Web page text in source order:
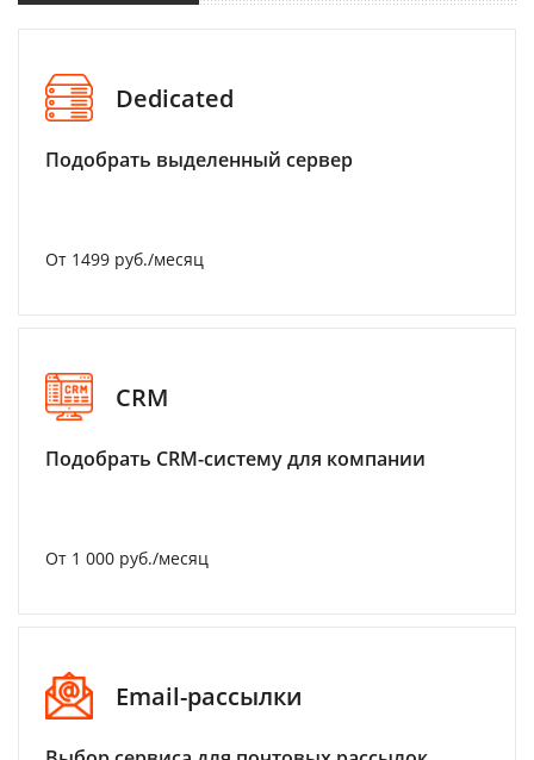
Dedicated
Подобрать выделенный сервер
От 1499 руб./месяц
CRM
Подобрать CRM-систему для компании
От 1 000 руб./месяц
Email-рассылки